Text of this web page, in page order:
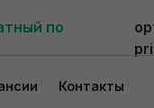
по
Контакты